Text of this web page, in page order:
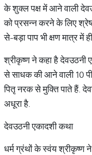
के शुक्ल पक्ष में आने वाली
को प्रसन्न करने के लिए
से-बड़ा पाप भी क्षण मात्र में
श्रीकृष्ण ने कहा है देवउठनी
से साधक की आने वाली 10
पितृ नरक से मुक्ति पाते हैं.
अधूरा है.
देवउठनी एकादशी कथा
धर्म ग्रंथों के स्वंय श्रीकृष्ण